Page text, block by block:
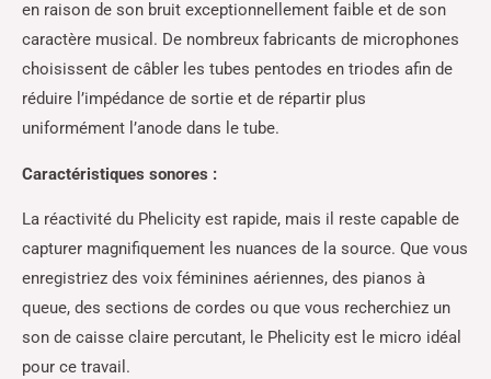
en raison de son bruit exceptionnellement faible et de son
caractère musical. De nombreux fabricants de microphones
choisissent de câbler les tubes pentodes en triodes afin de
réduire l’impédance de sortie et de répartir plus
uniformément l’anode dans le tube.
Caractéristiques sonores :
La réactivité du Phelicity est rapide, mais il reste capable de
capturer magnifiquement les nuances de la source. Que vous
enregistriez des voix féminines aériennes, des pianos à
queue, des sections de cordes ou que vous recherchiez un
son de caisse claire percutant, le Phelicity est le micro idéal
pour ce travail.